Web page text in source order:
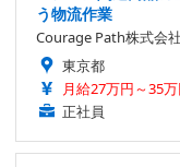
う物流作業
Courage Path株式会社
東京都
月給27万円～35
正社員